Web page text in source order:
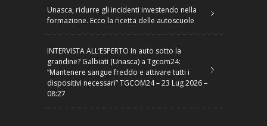
Unasca, ridurre gli incidenti investendo nella
formazione. Ecco la ricetta delle autoscuole
INTERVISTA ALL’ESPERTO In auto sotto la
grandine? Galbiati (Unasca) a Tgcom24:
“Mantenere sangue freddo e attivare tutti i
dispositivi necessari” TGCOM24 – 23 Lug 2026 –
08:27